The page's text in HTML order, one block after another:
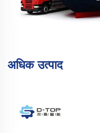
अधिक उत्पाद